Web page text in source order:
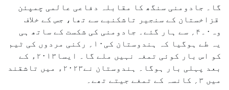
گا۔ جادومنی سنگھ کا مقابلہ دفاعی عالمی چمپئن
قزاخستان کے سنجیر تاشکنبے سے تھا، جس کے خلاف
وہ۰۔۴؍ سے ہار گئے۔ جادومنی کی شکست کے ساتھ ہی
یہ طے ہوگیا کہ ہندوستان کی۱۰؍ رکنی مردوں کی ٹیم
کو اس بار کوئی تمغہ نہیں ملے گا۔ ایسا۲۰۱۳ء کے
بعد پہلی بار ہوگا۔ ہندوستان نے۲۰۲۳ء میں تاشقند
میں ۳؍ کانسہ کے تمغے جیتے تھے۔